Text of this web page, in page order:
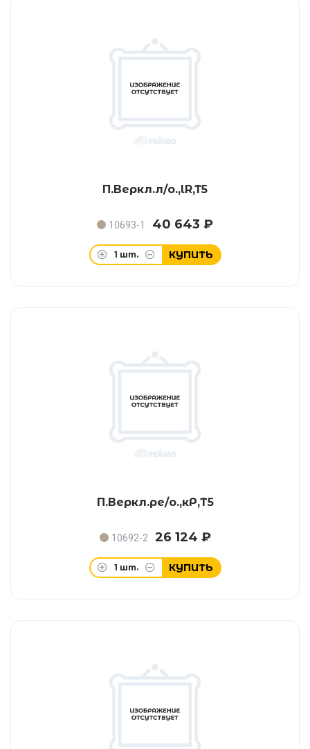
П.Веркл.л/о.,lR,T5
10693-1 40 643 ₽
1 шт. КУПИТЬ
П.Веркл.ре/о.,кР,Т5
10692-2 26 124 ₽
1 шт. КУПИТЬ